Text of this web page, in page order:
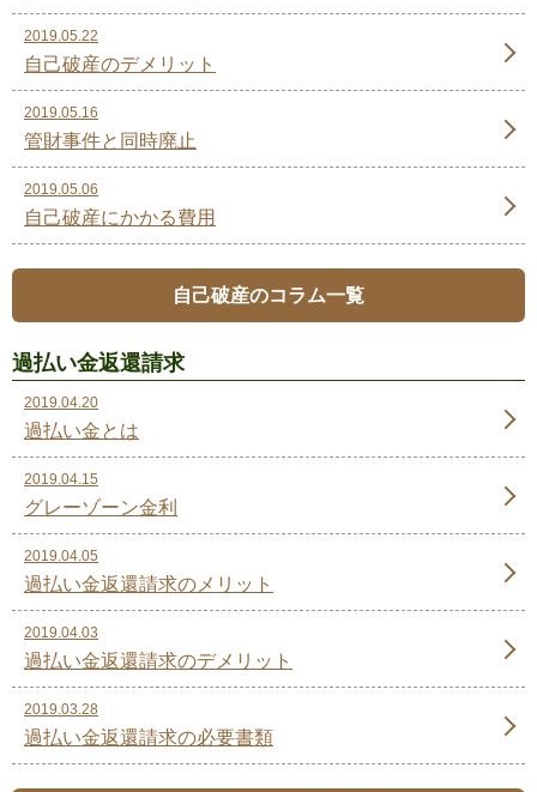
2019.05.22
自己破産のデメリット
2019.05.16
管財事件と同時廃止
2019.05.06
自己破産にかかる費用
自己破産のコラム一覧
過払い金返還請求
2019.04.20
過払い金とは
2019.04.15
グレーゾーン金利
2019.04.05
過払い金返還請求のメリット
2019.04.03
過払い金返還請求のデメリット
2019.03.28
過払い金返還請求の必要書類